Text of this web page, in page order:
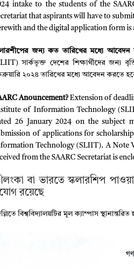
intake to the students of the
that aspirants will have to
and the digital application form is
জন্য কত তারিখের মধ্যে আবেদন
সার্কভূক্ত দেশের শিক্ষার্থীদের জন্য
২০২৪ তারিখের মধ্যে আবেদন করতে
Anouncement?Extension of
of Information Technology
26 January 2024 on the subject
of applications for
Technology (SLIIT). A Note
from the SAARC Secretariat is
বা ভারতে স্কলারশিপ
রয়েছে
বিশ্ববিদ্যালয়টির মূল ক্যাম্পাস